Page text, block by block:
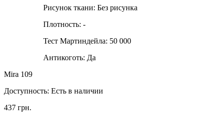
Рисунок ткани: Без рисунка
Плотность: -
Тест Мартиндейла: 50 000
Антикоготь: Да
Mira 109
Доступность: Есть в наличии
437 грн.